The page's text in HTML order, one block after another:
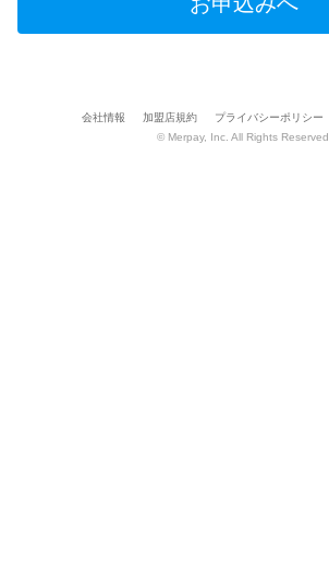
会社情報 加盟店規約 プライバシーポリシー
© Merpay, Inc. All Rights Reserved.